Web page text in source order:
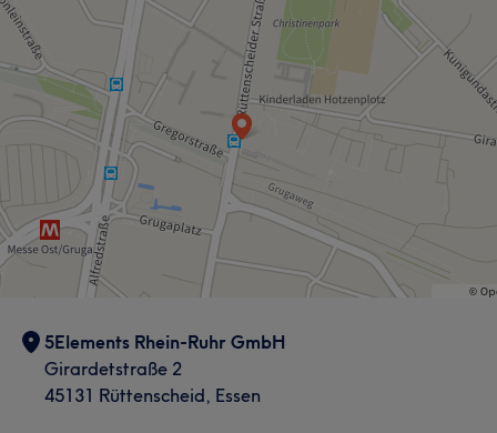
5Elements Rhein-Ruhr GmbH
Girardetstraße 2
45131 Rüttenscheid, Essen